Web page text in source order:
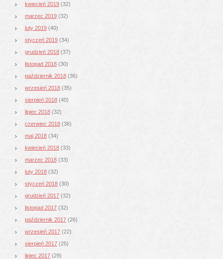
kwiecień 2019 (32)
marzec 2019 (32)
luty 2019 (40)
styczeń 2019 (34)
grudzień 2018 (37)
listopad 2018 (30)
październik 2018 (36)
wrzesień 2018 (35)
sierpień 2018 (40)
lipiec 2018 (32)
czerwiec 2018 (36)
maj 2018 (34)
kwiecień 2018 (33)
marzec 2018 (33)
luty 2018 (32)
styczeń 2018 (30)
grudzień 2017 (32)
listopad 2017 (32)
październik 2017 (26)
wrzesień 2017 (22)
sierpień 2017 (25)
lipiec 2017 (29)